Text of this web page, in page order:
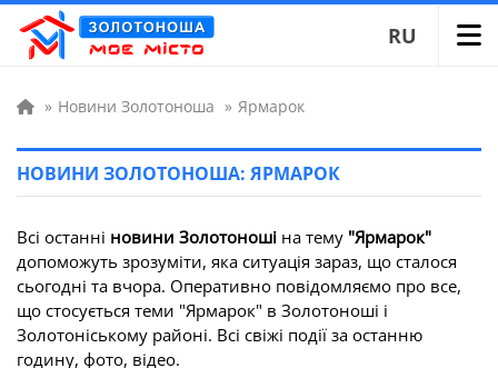
RU
» Новини Золотоноша » Ярмарок
НОВИНИ ЗОЛОТОНОША: ЯРМАРОК
Всі останні новини Золотоноші на тему "Ярмарок"
допоможуть зрозуміти, яка ситуація зараз, що сталося
сьогодні та вчора. Оперативно повідомляємо про все,
що стосується теми "Ярмарок" в Золотоноші і
Золотоніському районі. Всі свіжі події за останню
годину, фото, відео.